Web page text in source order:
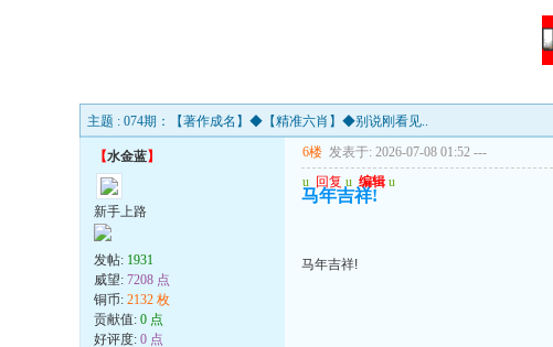
主题 : 074期：【著作成名】◆【精准六肖】◆别说刚看见..
【水金蓝】
新手上路
发帖: 1931
威望: 7208 点
铜币: 2132 枚
贡献值: 0 点
好评度: 0 点
6楼 发表于: 2026-07-08 01:52 ---
u 回复 u 编辑 u
马年吉祥!
马年吉祥!